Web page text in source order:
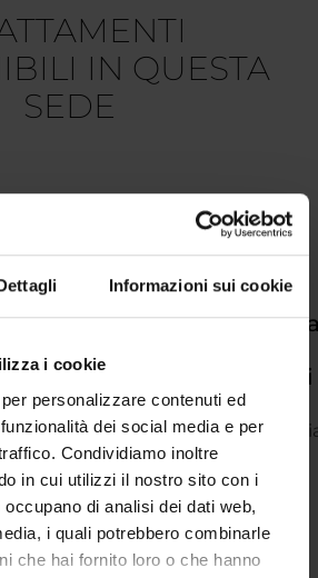
Informazioni sui cookie
i cookie
personalizzare contenuti ed
dei social media e per
Condividiamo inoltre
in cui utilizzi il nostro sito con i
di analisi dei dati web,
i quali potrebbero combinarle
che hai fornito loro o che hanno
IN QUESTA
SEDE
Nuovo
Il
Nuovo
Crioultrasuono
è un
trattamento
estetico
avanzato
ideale
Tonic
Shape
è il
trattamento
di
estetica
avanzata
capace
bendaggi
La
con
bendaggi
potenzia
gli
effetti